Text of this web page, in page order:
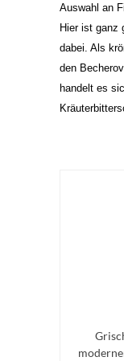
Auswahl an
Hier ist ganz
dabei. Als
den
handelt es